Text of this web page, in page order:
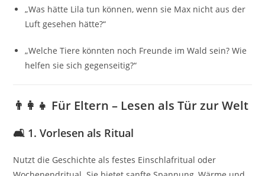
„Was hätte Lila tun können, wenn sie Max nicht aus der
Luft gesehen hätte?“
„Welche Tiere könnten noch Freunde im Wald sein? Wie
helfen sie sich gegenseitig?“
👨‍👩‍👧 Für Eltern – Lesen als Tür zur Welt
🛋️ 1. Vorlesen als Ritual
Nutzt die Geschichte als festes Einschlafritual oder